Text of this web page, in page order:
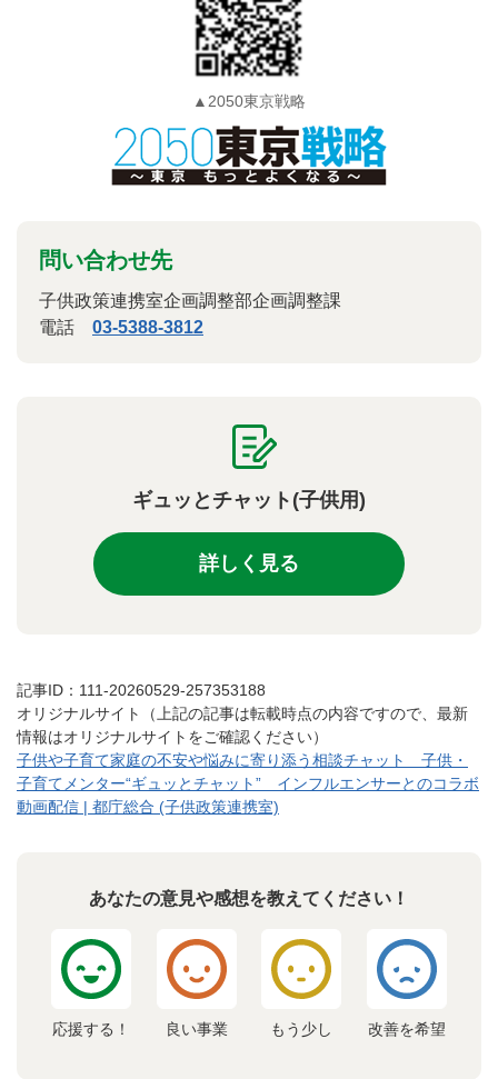
▲2050東京戦略
問い合わせ先
子供政策連携室企画調整部企画調整課
電話 03-5388-3812
ギュッとチャット(子供用)
詳しく見る
記事ID：111-20260529-257353188
オリジナルサイト（上記の記事は転載時点の内容ですので、最新
情報はオリジナルサイトをご確認ください）
子供や子育て家庭の不安や悩みに寄り添う相談チャット 子供・
子育てメンター“ギュッとチャット” インフルエンサーとのコラボ
動画配信 | 都庁総合 (子供政策連携室)
あなたの意見や感想を教えてください！
応援する！ 良い事業 もう少し 改善を希望